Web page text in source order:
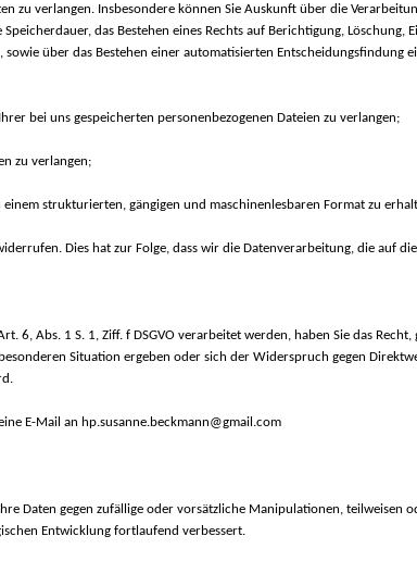
zu verlangen. Insbesondere können Sie Auskunft über die
das Bestehen eines Rechts auf Berichtigung,
über das Bestehen einer automatisierten Entscheidungsfindung
bei uns gespeicherten personenbezogenen Dateien zu verlangen;
zu verlangen;
strukturierten, gängigen und maschinenlesbaren Format zu
Dies hat zur Folge, dass wir die Datenverarbeitung, die
6, Abs. 1 S. 1, Ziff. f DSGVO verarbeitet werden, haben Sie das
Situation ergeben oder sich der Widerspruch gegen
E-Mail an hp.susanne.beckmann@gmail.com
Daten gegen zufällige oder vorsätzliche Manipulationen, teilweisen
Entwicklung fortlaufend verbessert.